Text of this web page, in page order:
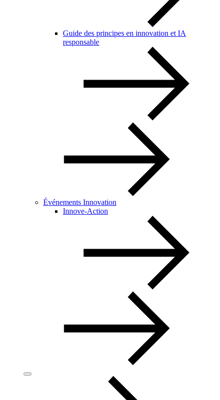
Guide des principes en innovation et IA
responsable
Événements Innovation
Innove-Action